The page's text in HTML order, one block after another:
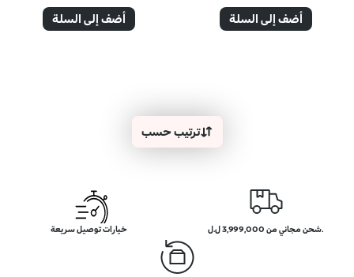
أضف إلى السلة أضف إلى السلة
ترتيب حسب
.شحن مجاني من 3,999,000 ل.ل خيارات توصيل سريعة